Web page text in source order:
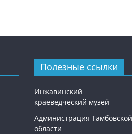
Полезные ссылки
Инжавинский
краеведческий музей
Администрация Тамбовской
области